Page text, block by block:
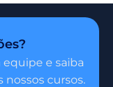
e saiba
cursos.